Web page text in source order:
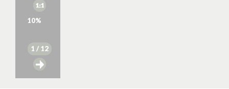
10%
1 / 12